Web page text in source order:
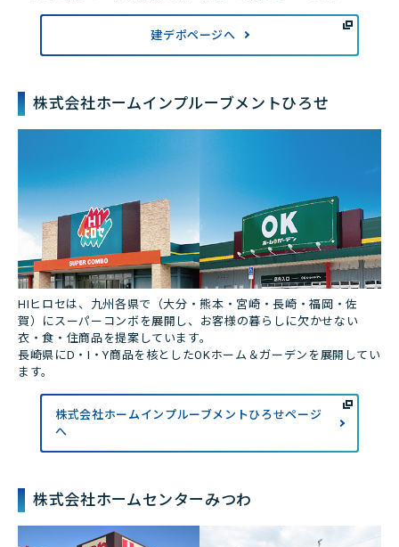
建デポページへ
株式会社ホームインプルーブメントひろせ
HIヒロセは、九州各県で（大分・熊本・宮崎・長崎・福岡・佐
賀）にスーパーコンボを展開し、お客様の暮らしに欠かせない
衣・食・住商品を提案しています。
長崎県にD・I・Y商品を核としたOKホーム＆ガーデンを展開してい
ます。
株式会社ホームインプルーブメントひろせページ
へ
株式会社ホームセンターみつわ